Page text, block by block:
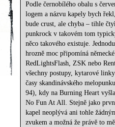
Podle černobílého obalu s
logem a názvu kapely bych
bude crust, ale chyba – tihle
punkrock v takovém tom
něco takového existuje.
hrozně moc připomíná
RedLightsFlash, ZSK nebo
všechny postupy, kytarové
časy skandinávského
94), kdy na Burning Heart
No Fun At All. Stejně jako
kapel neoplývá ani tohle
zvukem a možná že právě to